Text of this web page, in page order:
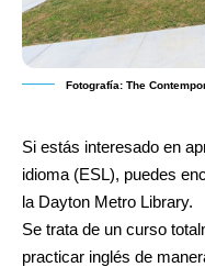
Fotografía: The
Si estás interesado en
idioma (ESL), puedes
la Dayton Metro Library.
Se trata de un curso
practicar inglés de